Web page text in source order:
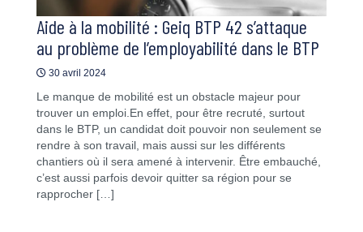
Aide à la mobilité : Geiq BTP 42 s’attaque
au problème de l’employabilité dans le BTP
30 avril 2024
Le manque de mobilité est un obstacle majeur pour
trouver un emploi.En effet, pour être recruté, surtout
dans le BTP, un candidat doit pouvoir non seulement se
rendre à son travail, mais aussi sur les différents
chantiers où il sera amené à intervenir. Être embauché,
c’est aussi parfois devoir quitter sa région pour se
rapprocher […]